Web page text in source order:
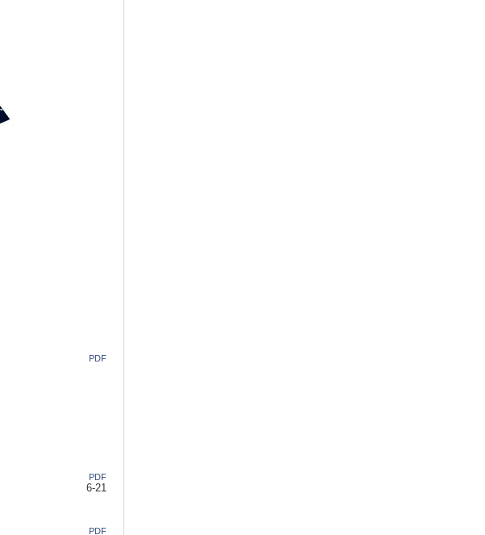
PDF
PDF
6-21
PDF